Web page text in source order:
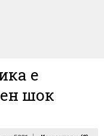
е
шок